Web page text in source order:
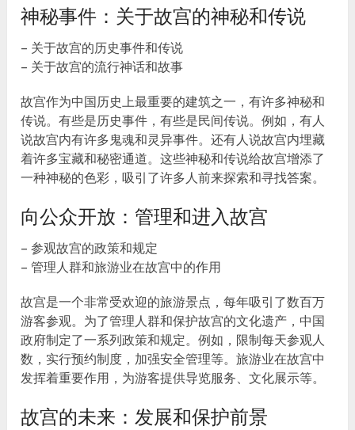
神秘事件：关于故宫的神秘和传说
– 关于故宫的历史事件和传说
– 关于故宫的流行神话和故事
故宫作为中国历史上最重要的建筑之一，有许多神秘和
传说。有些是历史事件，有些是民间传说。例如，有人
说故宫内有许多鬼魂和灵异事件。还有人说故宫内埋藏
着许多宝藏和秘密通道。这些神秘和传说给故宫增添了
一种神秘的色彩，吸引了许多人前来探索和寻找答案。
向公众开放：管理和进入故宫
– 参观故宫的政策和规定
– 管理人群和旅游业在故宫中的作用
故宫是一个非常受欢迎的旅游景点，每年吸引了数百万
游客参观。为了管理人群和保护故宫的文化遗产，中国
政府制定了一系列政策和规定。例如，限制每天参观人
数，实行预约制度，加强安全管理等。旅游业在故宫中
发挥着重要作用，为游客提供导览服务、文化展示等。
故宫的未来：发展和保护前景